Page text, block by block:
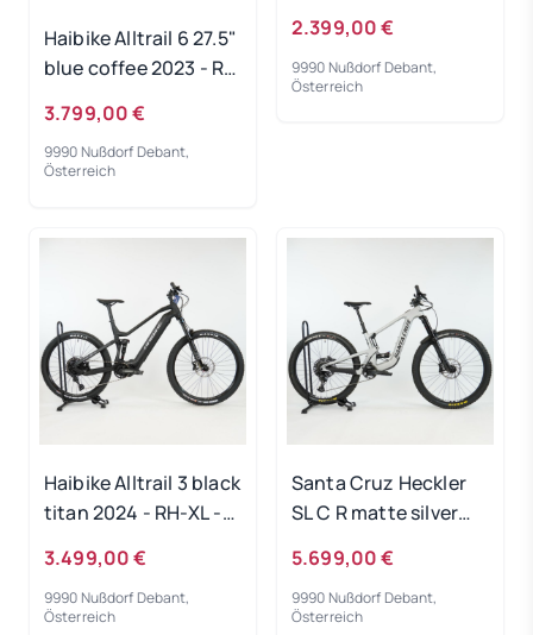
Haibike Alltrail 6 27.5"
blue coffee 2023 - RH
Ausstellungsrad
3.799,00 €
9990 Nußdorf Debant,
Österreich
cm Gebrauchtrad
2.399,00 €
9990 Nußdorf Debant,
Österreich
Haibike Alltrail 3 black
titan 2024 - RH-XL -
3.499,00 €
9990 Nußdorf Debant,
Österreich
Santa Cruz Heckler
SL C R matte silver
5.699,00 €
9990 Nußdorf Debant,
Österreich